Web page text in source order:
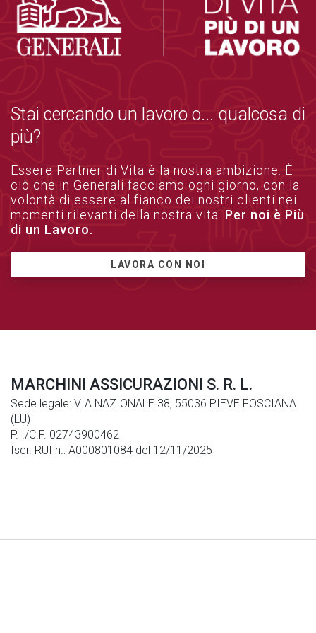
Stai cercando un lavoro o... qualcosa di
più?
Essere Partner di Vita è la nostra ambizione. È
ciò che in Generali facciamo ogni giorno, con la
volontà di essere al fianco dei nostri clienti nei
momenti rilevanti della nostra vita. Per noi è Più
di un Lavoro.
LAVORA CON NOI
MARCHINI ASSICURAZIONI S. R. L.
Sede legale: VIA NAZIONALE 38, 55036 PIEVE FOSCIANA
(LU)
P.I./C.F. 02743900462
Iscr. RUI n.: A000801084 del 12/11/2025